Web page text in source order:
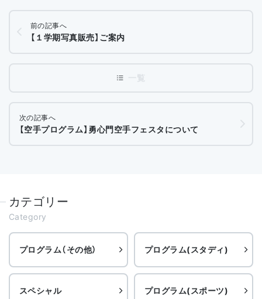
前の記事へ
【１学期写真販売】ご案内
次の記事へ
【空手プログラム】勇心門空手フェスタについて
カテゴリー
Category
プログラム（その他） プログラム(スタディ)
スペシャル プログラム(スポーツ)